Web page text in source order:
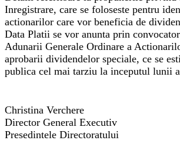
Inregistrare, care se foloseste pentru
actionarilor care vor beneficia de
Data Platii se vor anunta prin
Adunarii Generale Ordinare a
aprobarii dividendelor speciale, ce se
publica cel mai tarziu la inceputul lunii
Christina Verchere
Director General Executiv
Presedintele Directoratului